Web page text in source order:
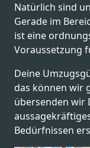
Natürlich sind
Gerade im
ist eine
Voraussetzung
Deine
das können wir
übersenden wir
Bedürfnissen